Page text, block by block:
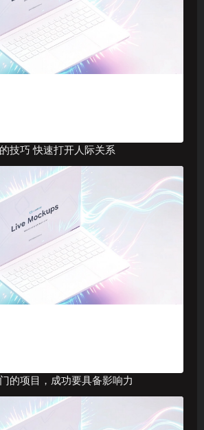
技巧 快速打开人际关系
的项目，成功要具备影响力